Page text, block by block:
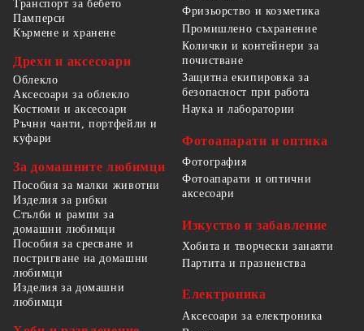
Транспорт за бебето
Памперси
Кърмене и хранене
Дрехи и аксесоари
Облекло
Аксесоари за облекло
Костюми и аксесоари
Ръчни чанти, портфейли и
куфари
За домашните любимци
Пособия за малки животни
Изделия за рибки
Стълби и рампи за
домашни любимци
Пособия за сресване и
постригване на домашни
любимци
Изделия за домашни
любимци
Фризьорство и козметика
Промишлено съхранение
Колички и контейнери за
почистване
Защитна екипировка за
безопасност при работа
Наука и лаборатории
Фотоапарати и оптика
Фотография
Фотоапарати и оптични
аксесоари
Изкуство и забавление
Хобита и творчески занаяти
Партита и празненства
Електроника
Аксесоари за електроника